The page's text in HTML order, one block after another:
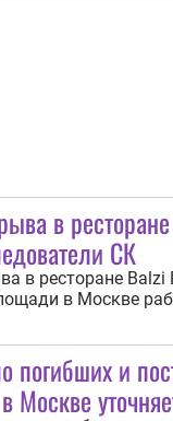
в
СК
в ресторане Balzi
в Москве
1 августа
комитета России
время на
погибших и
Москве